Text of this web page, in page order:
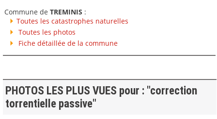
Commune de TREMINIS :
Toutes les catastrophes naturelles
Toutes les photos
Fiche détaillée de la commune
PHOTOS LES PLUS VUES pour : "correction
torrentielle passive"